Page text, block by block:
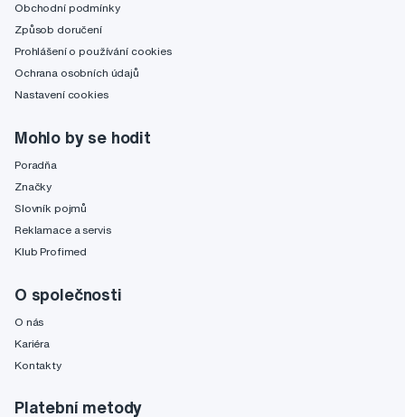
Obchodní podmínky
Způsob doručení
Prohlášení o používání cookies
Ochrana osobních údajů
Nastavení cookies
Mohlo by se hodit
Poradňa
Značky
Slovník pojmů
Reklamace a servis
Klub Profimed
O společnosti
O nás
Kariéra
Kontakty
Platební metody